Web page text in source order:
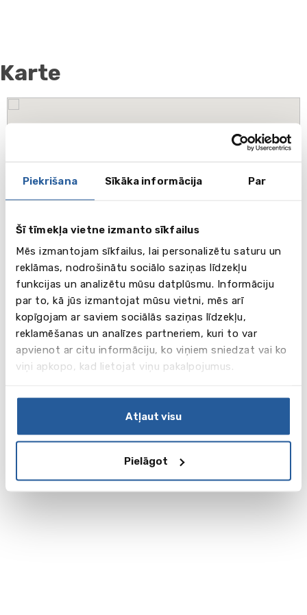
Piekrišana Sīkāka informācija Par
Šī tīmekļa vietne izmanto sīkfailus
Mēs izmantojam sīkfailus, lai personalizētu saturu un
reklāmas, nodrošinātu sociālo saziņas līdzekļu
funkcijas un analizētu mūsu datplūsmu. Informāciju
par to, kā jūs izmantojat mūsu vietni, mēs arī
kopīgojam ar saviem sociālās saziņas līdzekļu,
reklamēšanas un analīzes partneriem, kuri to var
apvienot ar citu informāciju, ko viņiem sniedzat vai ko
viņi apkopo, kad lietojat viņu pakalpojumus.
Atļaut visu
Pielāgot
Karte